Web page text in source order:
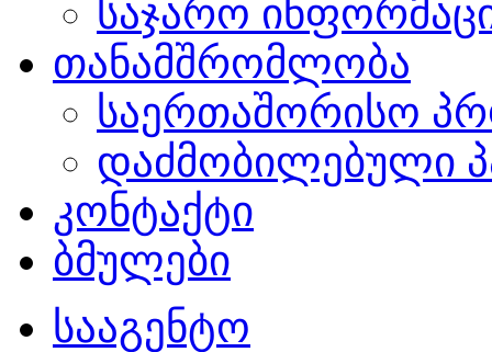
საჯარო
თანამშრომლობა
საერთაშორისო
დაძმობილებული
კონტაქტი
ბმულები
სააგენტო